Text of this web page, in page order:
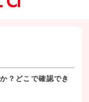
？どこで確認でき